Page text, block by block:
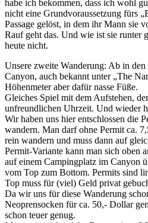
habe ich bekommen, dass ich wohl
nicht eine Grundvoraussetzung fürs
Passage gelöst, in dem ihr Mann sie
Rauf geht das. Und wie ist sie runter
heute nicht.
Unsere zweite Wanderung: Ab in
Canyon, auch bekannt unter „The
Höhenmeter aber dafür nasse Füße.
Gleiches Spiel mit dem Aufstehen,
unfreundlichen Uhrzeit. Und wieder
Wir haben uns hier entschlossen die
wandern. Man darf ohne Permit ca.
rein wandern und muss dann auf
Permit-Variante kann man sich oben
auf einem Campingplatz im Canyon
vom Top zum Bottom. Permits sind
Top muss für (viel) Geld privat
Da wir uns für diese Wanderung
Neoprensocken für ca. 50,- Dollar
schon teuer genug.